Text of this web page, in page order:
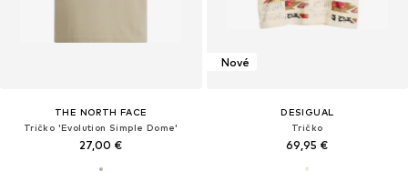
THE NORTH FACE
Tričko 'Evolution Simple Dome'
27,00 €
Nové
DESIGUAL
Tričko
69,95 €